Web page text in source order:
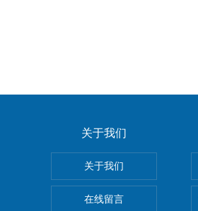
关于我们
关于我们
在线留言